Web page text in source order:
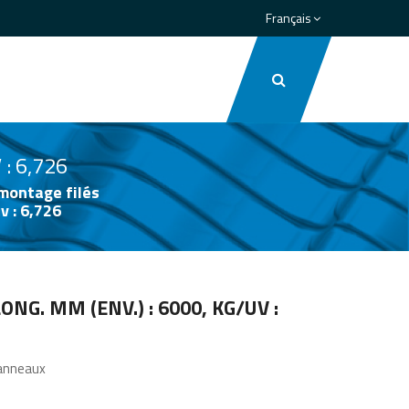
Français
: 6,726
filés
: 6,726
MM (ENV.) : 6000, KG/UV :